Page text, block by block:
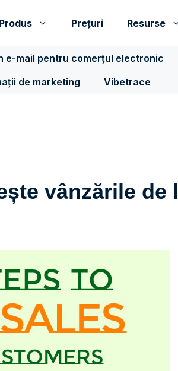
Produs Prețuri Resurse
e-mail pentru comerțul electronic
de marketing
Vibetrace
vânzările de